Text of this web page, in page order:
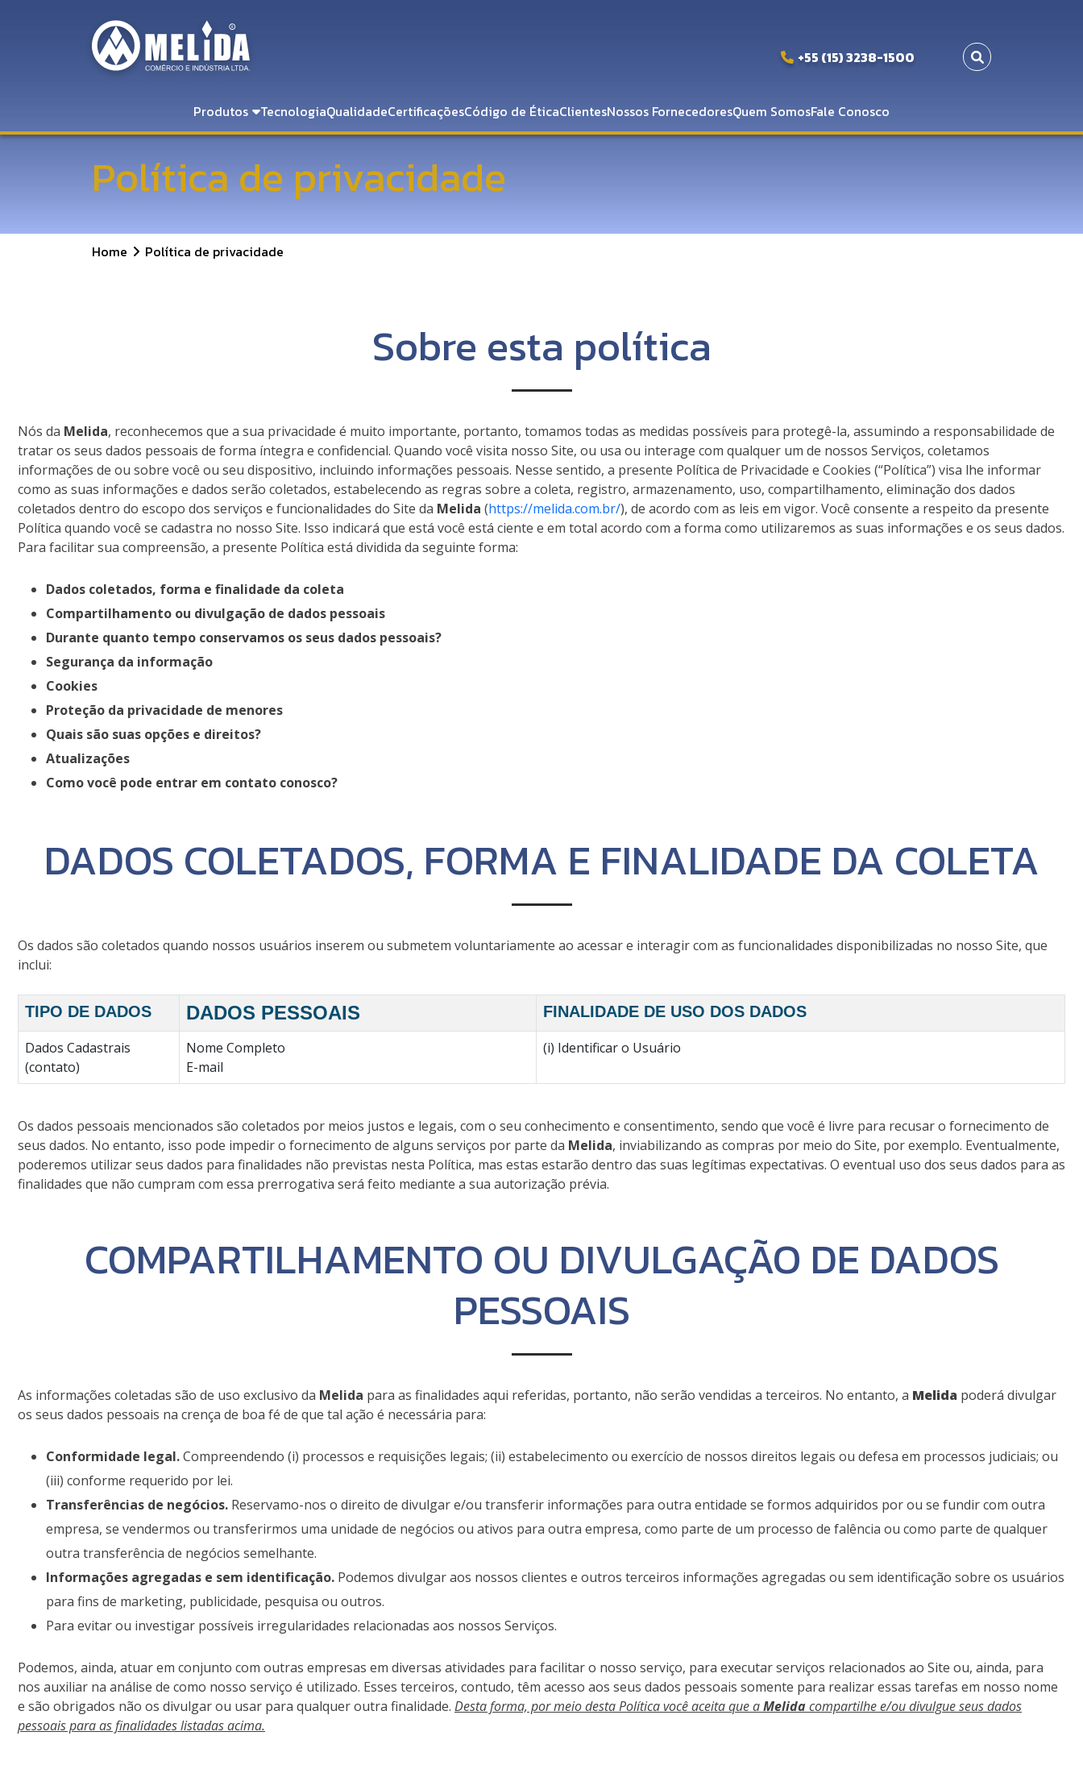
+55 (15) 3238-1500
Produtos TecnologiaQualidadeCertificaçõesCódigo de ÉticaClientesNossos FornecedoresQuem SomosFale Conosco
Política de privacidade
Home Política de privacidade
Sobre esta política
Nós da Melida, reconhecemos que a sua privacidade é muito importante, portanto, tomamos todas as medidas possíveis para protegê-la, assumindo a responsabilidade de
tratar os seus dados pessoais de forma íntegra e confidencial. Quando você visita nosso Site, ou usa ou interage com qualquer um de nossos Serviços, coletamos
informações de ou sobre você ou seu dispositivo, incluindo informações pessoais. Nesse sentido, a presente Política de Privacidade e Cookies (“Política”) visa lhe informar
como as suas informações e dados serão coletados, estabelecendo as regras sobre a coleta, registro, armazenamento, uso, compartilhamento, eliminação dos dados
coletados dentro do escopo dos serviços e funcionalidades do Site da Melida (https://melida.com.br/), de acordo com as leis em vigor. Você consente a respeito da presente
Política quando você se cadastra no nosso Site. Isso indicará que está você está ciente e em total acordo com a forma como utilizaremos as suas informações e os seus dados.
Para facilitar sua compreensão, a presente Política está dividida da seguinte forma:
Dados coletados, forma e finalidade da coleta
Compartilhamento ou divulgação de dados pessoais
Durante quanto tempo conservamos os seus dados pessoais?
Segurança da informação
Cookies
Proteção da privacidade de menores
Quais são suas opções e direitos?
Atualizações
Como você pode entrar em contato conosco?
DADOS COLETADOS, FORMA E FINALIDADE DA COLETA
Os dados são coletados quando nossos usuários inserem ou submetem voluntariamente ao acessar e interagir com as funcionalidades disponibilizadas no nosso Site, que
inclui:
TIPO DE DADOS DADOS PESSOAIS FINALIDADE DE USO DOS DADOS
Dados Cadastrais
(contato)
Nome Completo
E-mail
(i) Identificar o Usuário
Os dados pessoais mencionados são coletados por meios justos e legais, com o seu conhecimento e consentimento, sendo que você é livre para recusar o fornecimento de
seus dados. No entanto, isso pode impedir o fornecimento de alguns serviços por parte da Melida, inviabilizando as compras por meio do Site, por exemplo. Eventualmente,
poderemos utilizar seus dados para finalidades não previstas nesta Política, mas estas estarão dentro das suas legítimas expectativas. O eventual uso dos seus dados para as
finalidades que não cumpram com essa prerrogativa será feito mediante a sua autorização prévia.
COMPARTILHAMENTO OU DIVULGAÇÃO DE DADOS
PESSOAIS
As informações coletadas são de uso exclusivo da Melida para as finalidades aqui referidas, portanto, não serão vendidas a terceiros. No entanto, a Melida poderá divulgar
os seus dados pessoais na crença de boa fé de que tal ação é necessária para:
Conformidade legal.Compreendendo (i) processos e requisições legais; (ii) estabelecimento ou exercício de nossos direitos legais ou defesa em processos judiciais; ou
(iii) conforme requerido por lei.
Transferências de negócios. Reservamo-nos o direito de divulgar e/ou transferir informações para outra entidade se formos adquiridos por ou se fundir com outra
empresa, se vendermos ou transferirmos uma unidade de negócios ou ativos para outra empresa, como parte de um processo de falência ou como parte de qualquer
outra transferência de negócios semelhante.
Informações agregadas e sem identificação. Podemos divulgar aos nossos clientes e outros terceiros informações agregadas ou sem identificação sobre os usuários
para fins de marketing, publicidade, pesquisa ou outros.
Para evitar ou investigar possíveis irregularidades relacionadas aos nossos Serviços.
Podemos, ainda, atuar em conjunto com outras empresas em diversas atividades para facilitar o nosso serviço, para executar serviços relacionados ao Site ou, ainda, para
nos auxiliar na análise de como nosso serviço é utilizado. Esses terceiros, contudo, têm acesso aos seus dados pessoais somente para realizar essas tarefas em nosso nome
e são obrigados não os divulgar ou usar para qualquer outra finalidade. Desta forma, por meio desta Política você aceita que aMelidacompartilhe e/ou divulgue seus dados
pessoais para as finalidades listadas acima.